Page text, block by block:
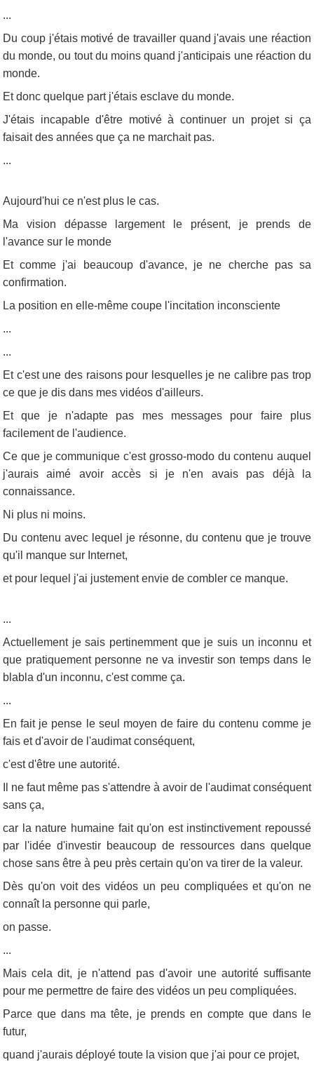
...
Du coup j'étais motivé de travailler quand j'avais une réaction
du monde, ou tout du moins quand j'anticipais une réaction du
monde.
Et donc quelque part j'étais esclave du monde.
J'étais incapable d'être motivé à continuer un projet si ça
faisait des années que ça ne marchait pas.
...
Aujourd'hui ce n'est plus le cas.
Ma vision dépasse largement le présent, je prends de
l'avance sur le monde
Et comme j'ai beaucoup d'avance, je ne cherche pas sa
confirmation.
La position en elle-même coupe l'incitation inconsciente
...
...
Et c'est une des raisons pour lesquelles je ne calibre pas trop
ce que je dis dans mes vidéos d'ailleurs.
Et que je n'adapte pas mes messages pour faire plus
facilement de l'audience.
Ce que je communique c'est grosso-modo du contenu auquel
j'aurais aimé avoir accès si je n'en avais pas déjà la
connaissance.
Ni plus ni moins.
Du contenu avec lequel je résonne, du contenu que je trouve
qu'il manque sur Internet,
et pour lequel j'ai justement envie de combler ce manque.
...
Actuellement je sais pertinemment que je suis un inconnu et
que pratiquement personne ne va investir son temps dans le
blabla d'un inconnu, c'est comme ça.
...
En fait je pense le seul moyen de faire du contenu comme je
fais et d'avoir de l'audimat conséquent,
c'est d'être une autorité.
Il ne faut même pas s'attendre à avoir de l'audimat conséquent
sans ça,
car la nature humaine fait qu'on est instinctivement repoussé
par l'idée d'investir beaucoup de ressources dans quelque
chose sans être à peu près certain qu'on va tirer de la valeur.
Dès qu'on voit des vidéos un peu compliquées et qu'on ne
connaît la personne qui parle,
on passe.
...
Mais cela dit, je n'attend pas d'avoir une autorité suffisante
pour me permettre de faire des vidéos un peu compliquées.
Parce que dans ma tête, je prends en compte que dans le
futur,
quand j'aurais déployé toute la vision que j'ai pour ce projet,